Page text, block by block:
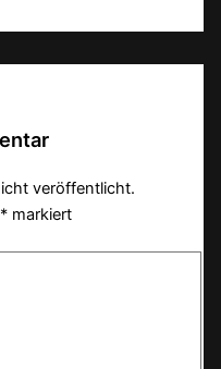
veröffentlicht.
* markiert